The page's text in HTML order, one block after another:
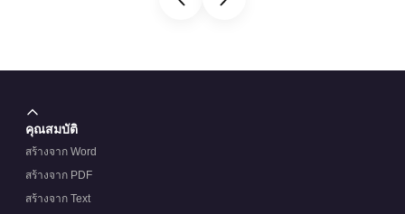
คุณสมบัติ
สร้างจาก Word
สร้างจาก PDF
สร้างจาก Text